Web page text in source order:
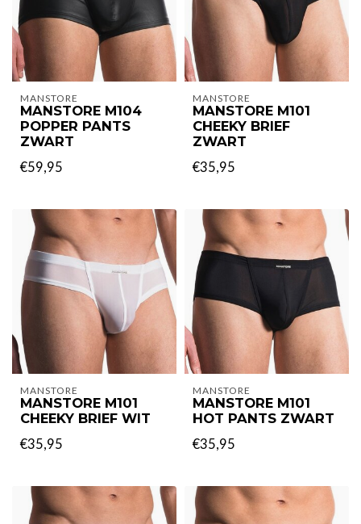
MANSTORE
MANSTORE M104
POPPER PANTS
ZWART
€59,95
MANSTORE
MANSTORE M101
CHEEKY BRIEF
ZWART
€35,95
MANSTORE
MANSTORE M101
CHEEKY BRIEF WIT
€35,95
MANSTORE
MANSTORE M101
HOT PANTS ZWART
€35,95